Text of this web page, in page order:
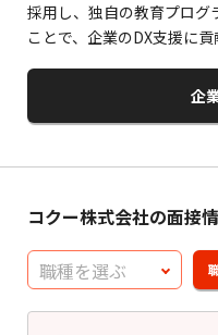
採用し、独自の教育プロ
ことで、企業のDX支援に
企
コクー株式会社の面接